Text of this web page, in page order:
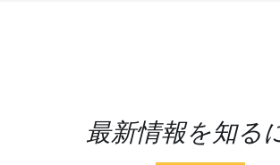
最新情報を知る